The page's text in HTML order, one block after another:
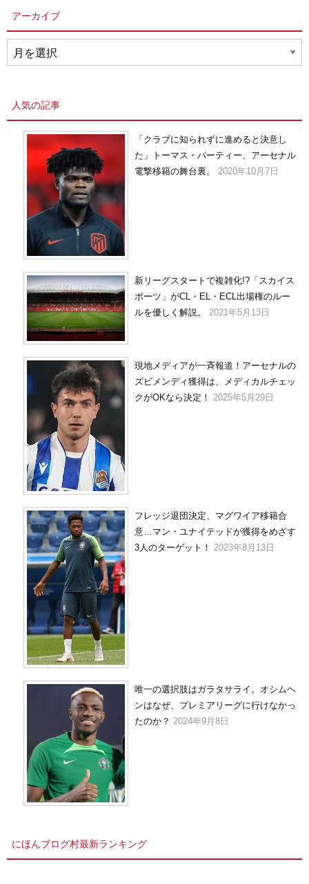
アーカイブ
ー
人気の記事
「クラブに知られずに進めると決意し
た」トーマス・パーティー、アーセナル
電撃移籍の舞台裏。
2020年10月7日
新リーグスタートで複雑化!?「スカイス
ポーツ」がCL・EL・ECL出場権のルー
ルを優しく解説。
2021年5月13日
現地メディアが一斉報道！アーセナルの
ズビメンディ獲得は、メディカルチェッ
クがOKなら決定！
2025年5月29日
フレッジ退団決定、マグワイア移籍合
意…マン・ユナイテッドが獲得をめざす
3人のターゲット！ 2023年8月13日
唯一の選択肢はガラタサライ。オシムヘ
ンはなぜ、プレミアリーグに行けなかっ
たのか？ 2024年9月8日
にほんブログ村最新ランキング